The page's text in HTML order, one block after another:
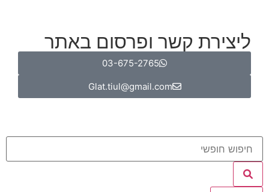
ליצירת קשר ופרסום באתר
03-675-2765
Glat.tiul@gmail.com